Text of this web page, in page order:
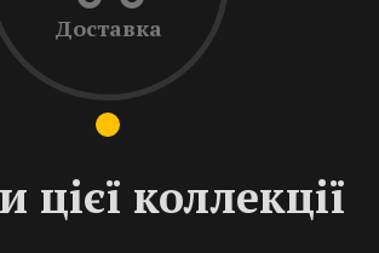
Доставка
цієї коллекції